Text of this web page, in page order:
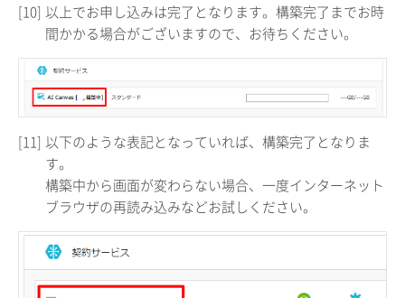
[10] 以上でお申し込みは完了となります。構築完了までお時
間かかる場合がございますので、お待ちください。
[11] 以下のような表記となっていれば、構築完了となりま
す。
構築中から画面が変わらない場合、一度インターネット
ブラウザの再読み込みなどお試しください。